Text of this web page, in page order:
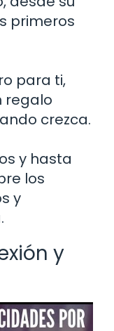
primeros
para ti,
regalo
crezca.
y hasta
los
y
y